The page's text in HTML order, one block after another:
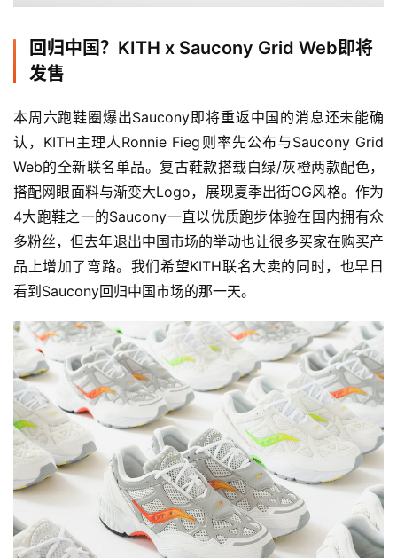
回归中国？KITH x Saucony Grid Web即将
发售
本周六跑鞋圈爆出Saucony即将重返中国的消息还未能确
认，KITH主理人Ronnie Fieg则率先公布与Saucony Grid
Web的全新联名单品。复古鞋款搭载白绿/灰橙两款配色，
搭配网眼面料与渐变大Logo，展现夏季出街OG风格。作为
4大跑鞋之一的Saucony一直以优质跑步体验在国内拥有众
多粉丝，但去年退出中国市场的举动也让很多买家在购买产
品上增加了弯路。我们希望KITH联名大卖的同时，也早日
看到Saucony回归中国市场的那一天。